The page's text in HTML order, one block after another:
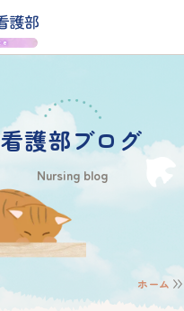
看護部ブログ
Nursing blog
ホーム